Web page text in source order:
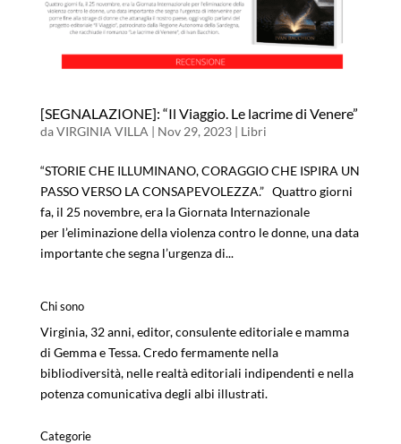
[SEGNALAZIONE]: “Il Viaggio. Le lacrime di Venere”
daVIRGINIA VILLA | Nov 29, 2023| Libri
“STORIE CHE ILLUMINANO, CORAGGIO CHE ISPIRA UN
PASSO VERSO LA CONSAPEVOLEZZA.” Quattro giorni
fa, il 25 novembre, era la Giornata Internazionale
per l’eliminazione della violenza contro le donne, una data
importante che segna l’urgenza di...
Chi sono
Virginia, 32 anni, editor, consulente editoriale e mamma
di Gemma e Tessa. Credo fermamente nella
bibliodiversità, nelle realtà editoriali indipendenti e nella
potenza comunicativa degli albi illustrati.
Categorie